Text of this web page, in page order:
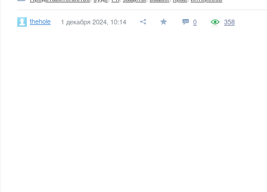
thehole 1 декабря 2024, 10:14 0 358